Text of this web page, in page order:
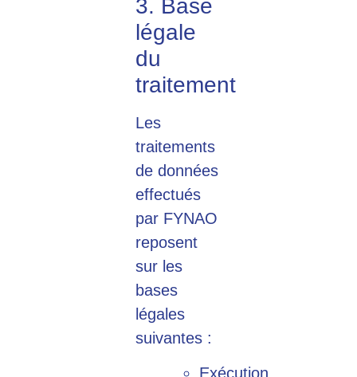
3. Base
légale
du
traitement
Les
traitements
de données
effectués
par FYNAO
reposent
sur les
bases
légales
suivantes :
Exécution